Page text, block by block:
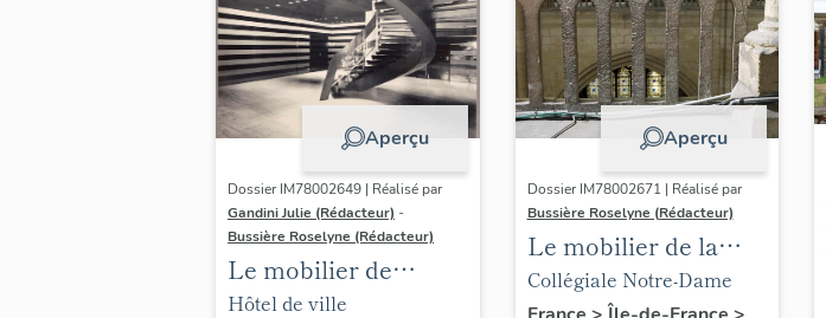
Aperçu
Dossier IM78002649 | Réalisé par
Gandini Julie (Rédacteur) -
Bussière Roselyne (Rédacteur)
Le mobilier de
l'hôtel de ville
Hôtel de ville
Aperçu
Dossier IM78002671 | Réalisé par
Bussière Roselyne (Rédacteur)
Le mobilier de la
collégiale
Collégiale Notre-Dame